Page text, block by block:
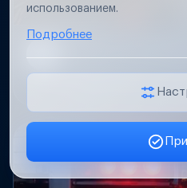
проводку и защиту
использованием.
Подробнее